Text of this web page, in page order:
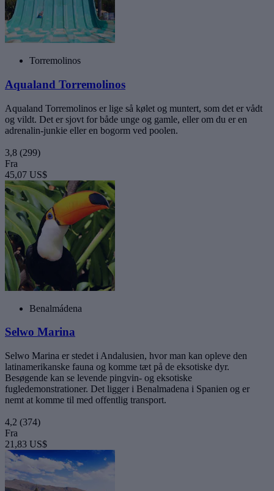
Torremolinos
Aqualand Torremolinos
Aqualand Torremolinos er lige så kølet og muntert, som det er vådt
og vildt. Det er sjovt for både unge og gamle, eller om du er en
adrenalin-junkie eller en bogorm ved poolen.
3,8 (299)
Fra
45,07 US$
Benalmádena
Selwo Marina
Selwo Marina er stedet i Andalusien, hvor man kan opleve den
latinamerikanske fauna og komme tæt på de eksotiske dyr.
Besøgende kan se levende pingvin- og eksotiske
fugledemonstrationer. Det ligger i Benalmadena i Spanien og er
nemt at komme til med offentlig transport.
4,2 (374)
Fra
21,83 US$